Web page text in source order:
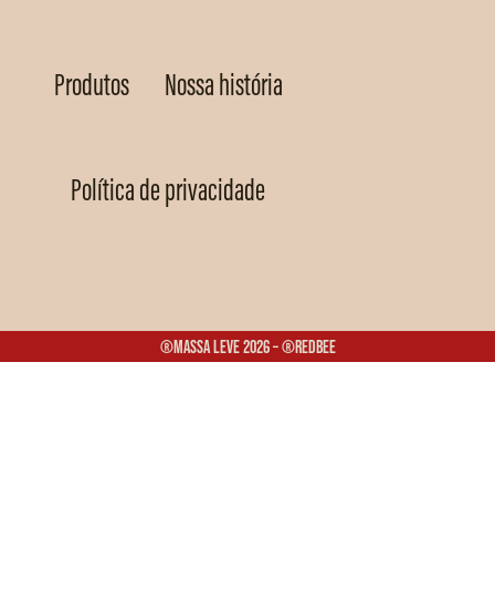
Produtos Nossa história
Política de privacidade
®Massa Leve 2026 – ®Redbee